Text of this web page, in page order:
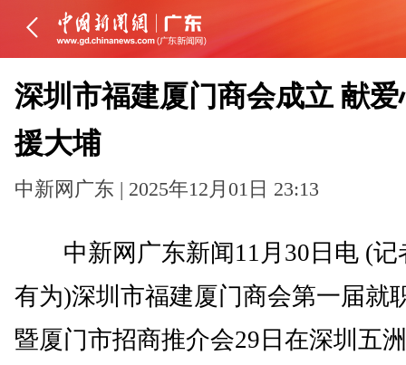
深圳市福建厦门商会成立 献爱
援大埔
中新网广东 | 2025年12月01日 23:13
中新网广东新闻11月30日电 (记
有为)深圳市福建厦门商会第一届就
暨厦门市招商推介会29日在深圳五